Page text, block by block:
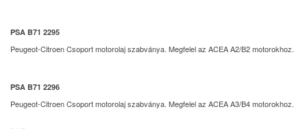
PSA B71 2295
Peugeot-Citroen Csoport motorolaj szabványa. Megfelel az ACEA A2/B2 motorokhoz.
PSA B71 2296
Peugeot-Citroen Csoport motorolaj szabványa. Megfelel az ACEA A3/B4 motorokhoz.